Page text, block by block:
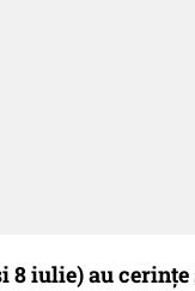
8 iulie) au